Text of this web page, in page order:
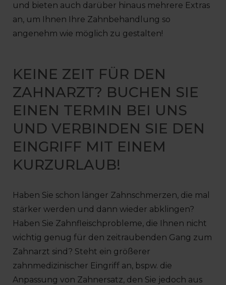
und bieten auch darüber hinaus mehrere Extras
an, um Ihnen Ihre Zahnbehandlung so
angenehm wie möglich zu gestalten!
KEINE ZEIT FÜR DEN
ZAHNARZT? BUCHEN SIE
EINEN TERMIN BEI UNS
UND VERBINDEN SIE DEN
EINGRIFF MIT EINEM
KURZURLAUB!
Haben Sie schon länger Zahnschmerzen, die mal
stärker werden und dann wieder abklingen?
Haben Sie Zahnfleischprobleme, die Ihnen nicht
wichtig genug für den zeitraubenden Gang zum
Zahnarzt sind? Steht ein größerer
zahnmedizinischer Eingriff an, bspw. die
Anpassung von Zahnersatz, den Sie jedoch aus